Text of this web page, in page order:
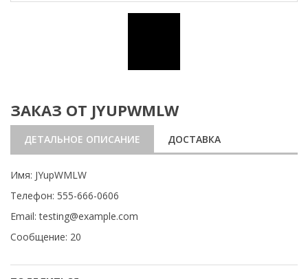
ЗАКАЗ ОТ JYUPWMLW
ДЕТАЛЬНОЕ ОПИСАНИЕ ДОСТАВКА
Имя: JYupWMLW
Телефон: 555-666-0606
Email: testing@example.com
Сообщение: 20